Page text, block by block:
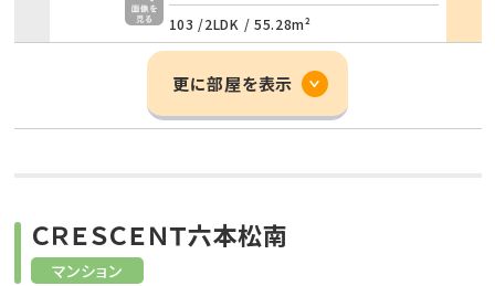
103 /2LDK / 55.28m²
更に部屋を表示
マンション
ＣＲＥＳＣＥＮＴ六本松南